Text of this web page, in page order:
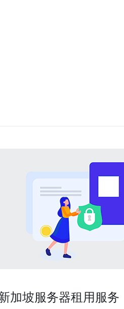
加坡服务器租用服务